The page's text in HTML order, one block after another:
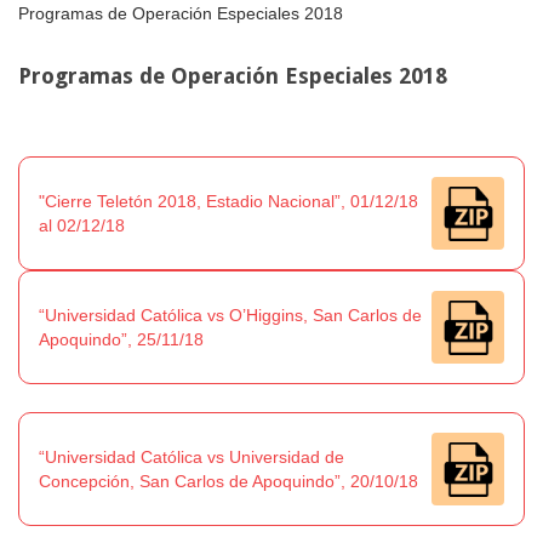
Programas de Operación Especiales 2018
Programas de Operación Especiales 2018
"Cierre Teletón 2018, Estadio Nacional”, 01/12/18
al 02/12/18
“Universidad Católica vs O’Higgins, San Carlos de
Apoquindo”, 25/11/18
“Universidad Católica vs Universidad de
Concepción, San Carlos de Apoquindo”, 20/10/18